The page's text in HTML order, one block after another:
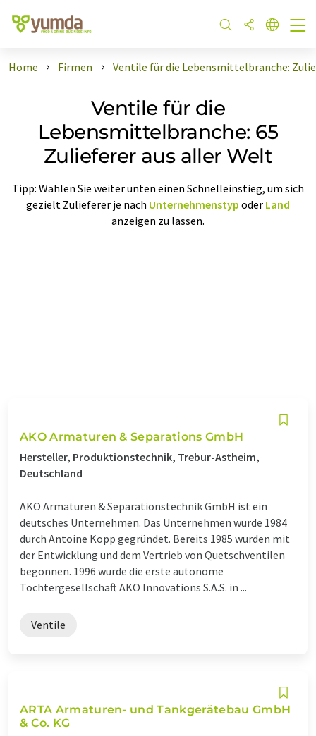
Home Firmen Ventile für die Lebensmittelbranche:
Ventile für die
Lebensmittelbranche: 65
Zulieferer aus aller Welt
Tipp: Wählen Sie weiter unten einen Schnelleinstieg, um sich
gezielt Zulieferer je nach Unternehmenstyp oder Land
anzeigen zu lassen.
AKO Armaturen & Separations GmbH
Hersteller, Produktionstechnik, Trebur-Astheim,
Deutschland
AKO Armaturen & Separationstechnik GmbH ist ein
deutsches Unternehmen. Das Unternehmen wurde 1984
durch Antoine Kopp gegründet. Bereits 1985 wurden mit
der Entwicklung und dem Vertrieb von Quetschventilen
begonnen. 1996 wurde die erste autonome
Tochtergesellschaft AKO Innovations S.A.S. in ...
Ventile
ARTA Armaturen- und Tankgerätebau GmbH
& Co. KG